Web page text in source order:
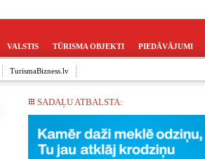
VALSTIS TŪRISMA OBJEKTI PIEDĀVĀJUMI
TurismaBizness.lv
SADAĻU ATBALSTA: